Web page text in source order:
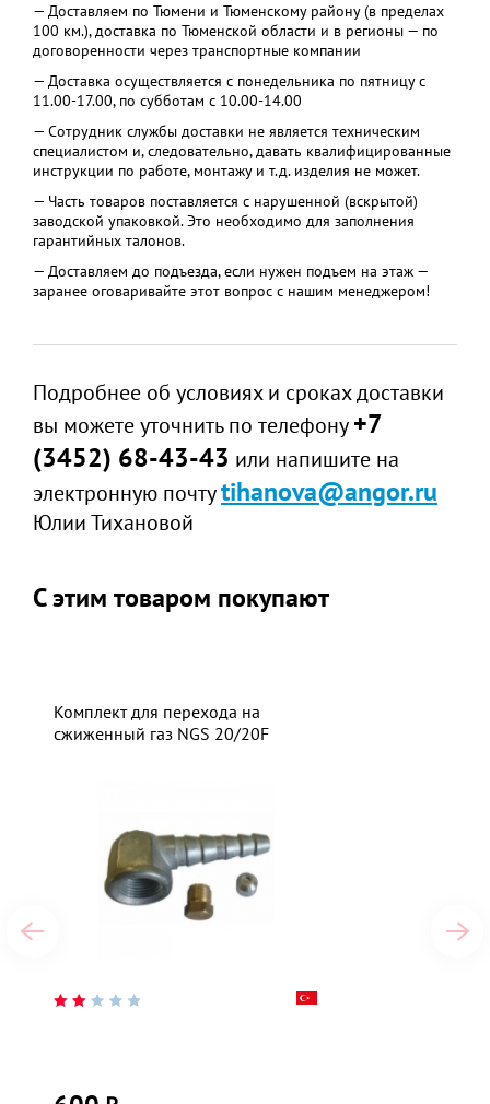
— Доставляем по Тюмени и Тюменскому району (в пределах
100 км.), доставка по Тюменской области и в регионы — по
договоренности через транспортные компании
— Доставка осуществляется с понедельника по пятницу с
11.00-17.00, по субботам с 10.00-14.00
— Сотрудник службы доставки не является техническим
специалистом и, следовательно, давать квалифицированные
инструкции по работе, монтажу и т.д. изделия не может.
— Часть товаров поставляется с нарушенной (вскрытой)
заводской упаковкой. Это необходимо для заполнения
гарантийных талонов.
— Доставляем до подъезда, если нужен подъем на этаж —
заранее оговаривайте этот вопрос с нашим менеджером!
Подробнее об условиях и сроках доставки
вы можете уточнить по телефону+7
(3452) 68-43-43 или напишите на
электронную почтуtihanova@angor.ru
Юлии Тихановой
С этим товаром покупают
Комплект для перехода на
сжиженный газ NGS 20/20F